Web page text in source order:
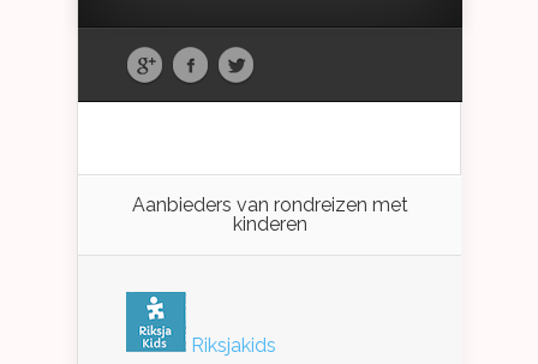
Aanbieders van rondreizen met
kinderen
Riksjakids